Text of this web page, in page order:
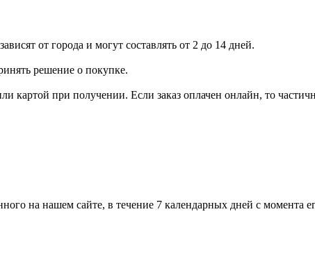
от города и могут составлять от 2 до 14 дней.
решение о покупке.
картой при получении. Если заказ оплачен онлайн, то
на нашем сайте, в течение 7 календарных дней с момента